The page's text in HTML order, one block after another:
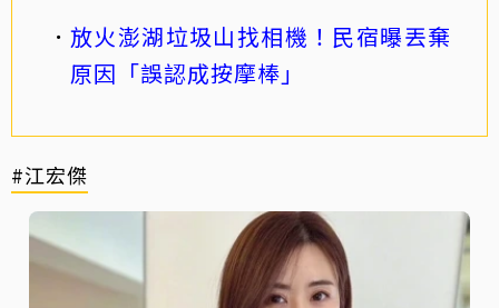
放火澎湖垃圾山找相機！民宿曝丟棄
原因「誤認成按摩棒」
#江宏傑